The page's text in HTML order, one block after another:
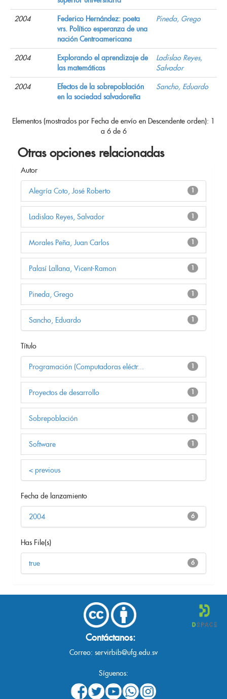
2004
Federico Hernández: poeta
vrs. Político esperanza de una
nación Centroamericana
Pineda, Grego
2004
Explorando el aprendizaje de
las matemáticas
Ladislao Reyes,
Salvador
2004
Efectos de la sobrepoblación
en la sociedad salvadoreña
Sancho, Eduardo
Elementos (mostrados por Fecha de envío en Descendente orden): 1
a 6 de 6
Otras opciones relacionadas
Autor
1
Alegría Coto, José Roberto
1
Ladislao Reyes, Salvador
1
Morales Peña, Juan Carlos
1
Palasí Lallana, Vicent-Ramon
1
Pineda, Grego
1
Sancho, Eduardo
Título
1
Programación (Computadoras eléctr...
1
Proyectos de desarrollo
1
Sobrepoblación
1
Software
< previous
Fecha de lanzamiento
6
2004
Has File(s)
6
true
Contáctanos:
Correo: servirbib@ufg.edu.sv
Síguenos: